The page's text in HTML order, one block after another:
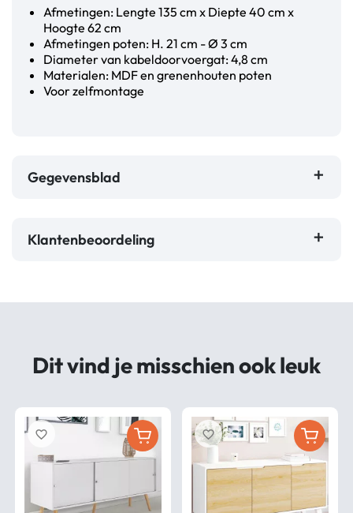
Afmetingen: Lengte 135 cm x Diepte 40 cm x
Hoogte 62 cm
Afmetingen poten: H. 21 cm - Ø 3 cm
Diameter van kabeldoorvoergat: 4,8 cm
Materialen: MDF en grenenhouten poten
Voor zelfmontage
Gegevensblad
Klantenbeoordeling
Dit vind je misschien ook leuk
favorite_border favorite_border